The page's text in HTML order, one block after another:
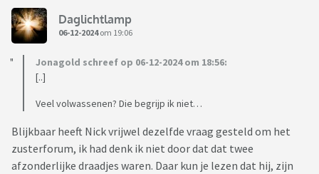
Daglichtlamp
06-12-2024om 19:06
Jonagold schreef op 06-12-2024 om 18:56:
[..]
Veel volwassenen? Die begrijp ik niet…
Blijkbaar heeft Nick vrijwel dezelfde vraag gesteld om het
zusterforum, ik had denk ik niet door dat dat twee
afzonderlijke draadjes waren. Daar kun je lezen dat hij, zijn